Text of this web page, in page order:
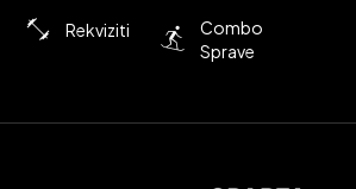
Rekviziti
Combo
Sprave